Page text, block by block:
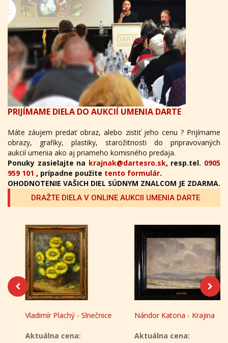
PRIJÍMAME DIELA DO AUKCIÍ UMENIA DARTE
Máte záujem predať obraz, alebo zistiť jeho cenu ? Prijímame
obrazy, grafiky, plastiky, starožitnosti do pripravovaných
aukcií umenia ako aj priameho komisného predaja.
Ponuky zasielajte na krajnak@dartesro.sk, resp.tel. 0905
959 101 , prípadne použite tento formulár.
OHODNOTENIE VAŠICH DIEL SÚDNYM ZNALCOM JE ZDARMA.
DRAŽTE DIELA V ONLINE AUKCII UMENIA DARTE
Vladimír Plachý - Slnečnice
Aktuálna cena:
Nándor Katona - Krajina
Aktuálna cena: